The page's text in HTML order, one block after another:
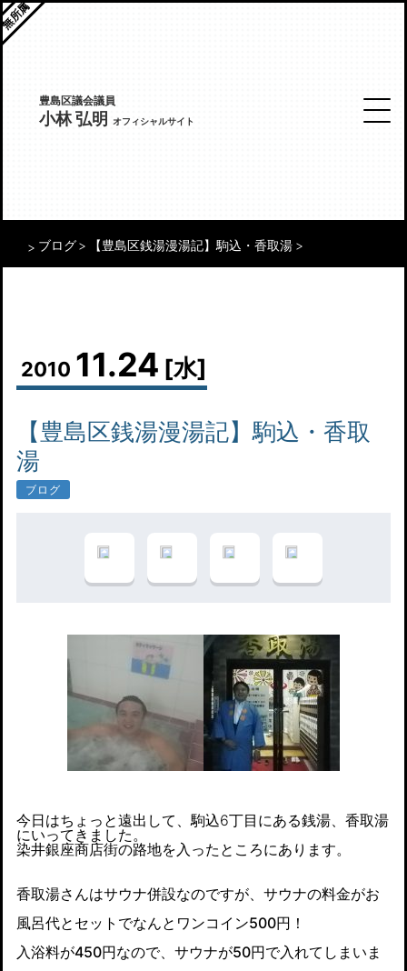
所属
豊島区議会議員
小林 弘明 オフィシャルサイト
ブログ 【豊島区銭湯漫湯記】駒込・香取湯
2010 11.24 [水]
【豊島区銭湯漫湯記】駒込・香取
湯
ブログ
今日はちょっと遠出して、駒込6丁目にある銭湯、香取湯
にいってきました。
染井銀座商店街の路地を入ったところにあります。
香取湯さんはサウナ併設なのですが、サウナの料金がお
風呂代とセットでなんとワンコイン500円！
入浴料が450円なので、サウナが50円で入れてしまいま